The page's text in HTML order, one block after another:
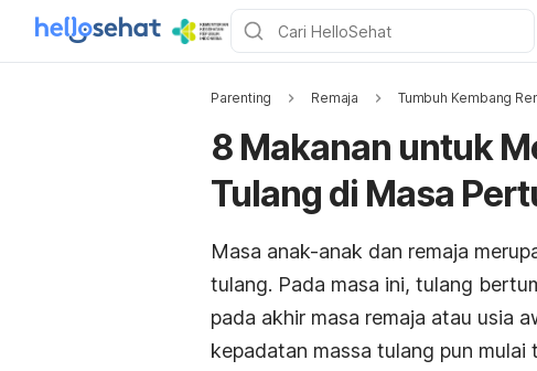
Parenting Remaja Tumbuh Kembang
8 Makanan untuk
Tulang di Masa
Masa anak-anak dan remaja
tulang. Pada masa ini, tulang
pada akhir masa remaja atau usia
kepadatan massa tulang pun